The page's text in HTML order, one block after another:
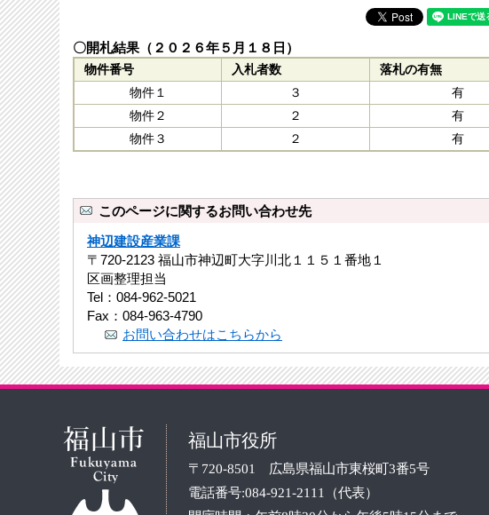
〇開札結果（２０２６年５月１８日）
物件番号 入札者数
落札の有無
物件１
３
有
物件２
２
有
物件３
２ 有
このページに関するお問い合わせ先
神辺建設産業課
〒720-2123 福山市神辺町大字川北１１５１番地１
区画整理担当
Tel：084-962-5021
Fax：084-963-4790
お問い合わせはこちらから
福山市役所
〒720-8501 広島県福山市東桜町3番5号
電話番号:084-921-2111（代表）